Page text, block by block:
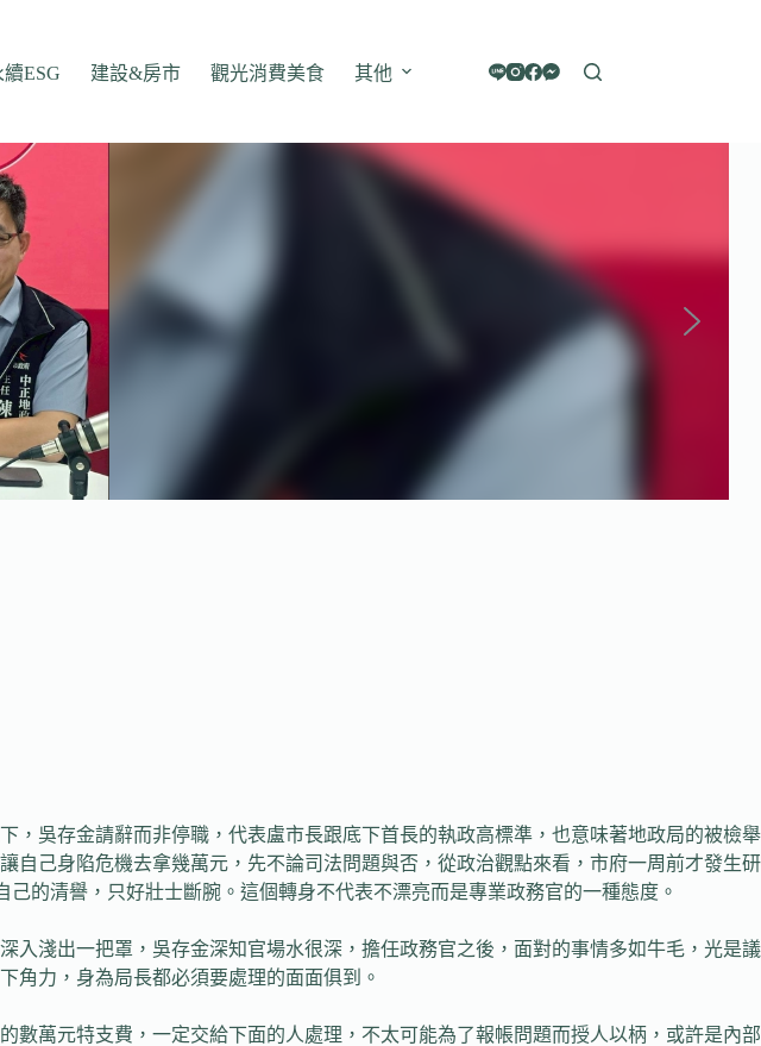
ESG 建設&房市 觀光消費美食 其他
吳存金請辭而非停職，代表盧市長跟底下首長的執政高標準，也意味著地政局的被檢舉
己身陷危機去拿幾萬元，先不論司法問題與否，從政治觀點來看，市府一周前才發生研
的清譽，只好壯士斷腕。這個轉身不代表不漂亮而是專業政務官的一種態度。
淺出一把罩，吳存金深知官場水很深，擔任政務官之後，面對的事情多如牛毛，光是議
角力，身為局長都必須要處理的面面俱到。
萬元特支費，一定交給下面的人處理，不太可能為了報帳問題而授人以柄，或許是內部